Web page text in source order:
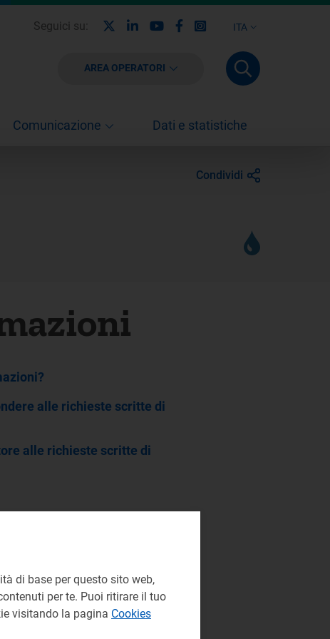
ITA
Seguici su: LinkedinYoutubeFacebook
Instagram
AREA OPERATORI
Comunicazione Dati e statistiche
Condividi
alle richieste scritte di
alle richieste scritte di
di base per questo sito web,
per te. Puoi ritirare il tuo
visitando la pagina Cookies